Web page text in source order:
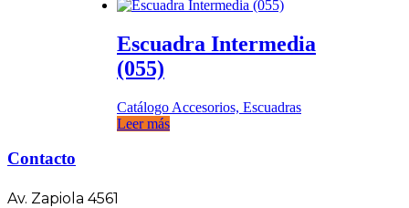
Escuadra Intermedia
(055)
Catálogo Accesorios, Escuadras
Leer más
Contacto
Av. Zapiola 4561